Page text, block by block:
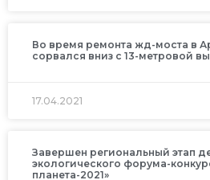
Во время ремонта жд-моста в
сорвался вниз с 13-метровой
17.04.2021
Завершен региональный этап
экологического форума-
планета-2021»